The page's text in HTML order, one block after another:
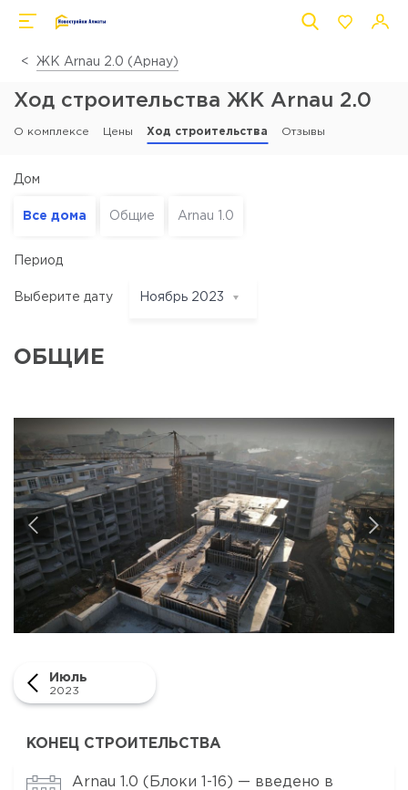
ЖК Arnau 2.0 (Арнау)
Ход строительства ЖК Arnau 2.0
О комплексе Цены Ход строительства Отзывы
Дом
Все дома Общие Arnau 1.0
Период
Выберите дату Ноябрь 2023
Ноябрь 2022
Октябрь 2022
Сентябрь 2022
Август 2022
Июль 2022
Май 2022
Апрель 2022
Февраль 2022
ОБЩИЕ
Июль
2023
КОНЕЦ СТРОИТЕЛЬСТВА
Arnau 1.0 (Блоки 1-16) — введено в